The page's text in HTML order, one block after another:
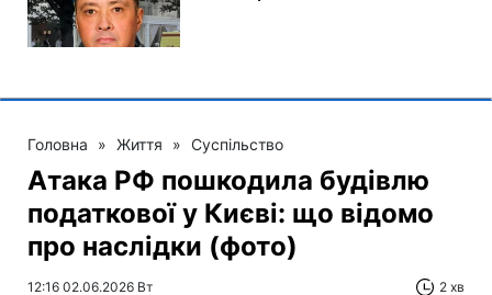
Головна » Життя » Суспільство
Атака РФ пошкодила будівлю
податкової у Києві: що відомо
про наслідки (фото)
12:16 02.06.2026 Вт 2 хв